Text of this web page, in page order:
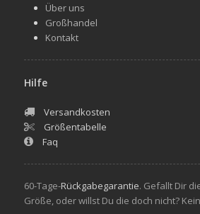
Über uns
Großhandel
Kontakt
Hilfe
Versandkosten
Größentabelle
Faq
60-Tage-Rückgabegarantie. Gefallt Dir
Größe, oder willst Du die doch nicht?